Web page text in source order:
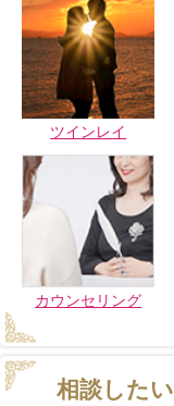
ツインレイ
カウンセリング
相談した